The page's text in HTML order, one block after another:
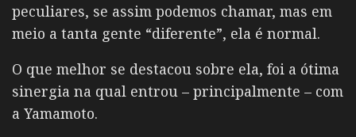
peculiares, se assim podemos chamar, mas em
meio a tanta gente “diferente”, ela é normal.
O que melhor se destacou sobre ela, foi a ótima
sinergia na qual entrou – principalmente – com
a Yamamoto.